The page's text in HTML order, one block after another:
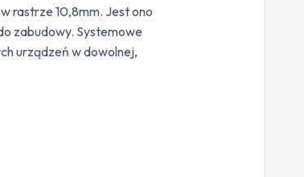
rastrze 10,8mm. Jest ono
zabudowy. Systemowe
urządzeń w dowolnej,